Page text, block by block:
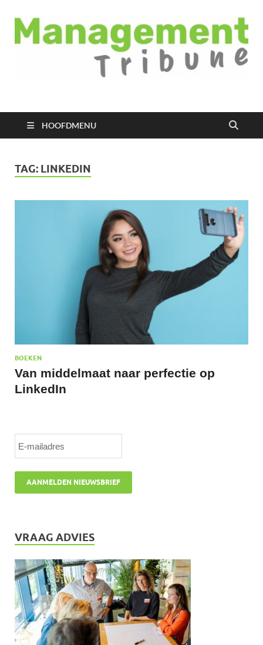
Managementtribune
HOOFDMENU
TAG: LINKEDIN
BOEKEN
Van middelmaat naar perfectie op
LinkedIn
VRAAG ADVIES